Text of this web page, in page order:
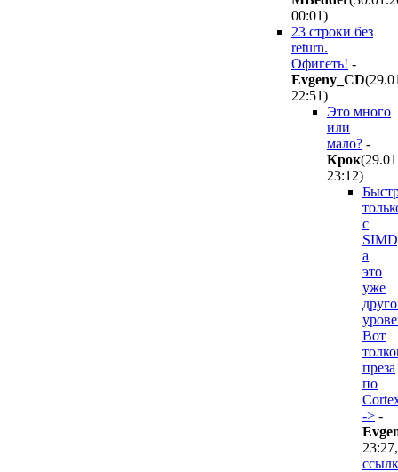
00:01)
23 строки без
return.
Офигеть! -
Evgeny_CD
22:51)
Это много
или
мало? -
Крок
23:12)
с
а
это
уже
Вот
преза
по
-> -
23:27,